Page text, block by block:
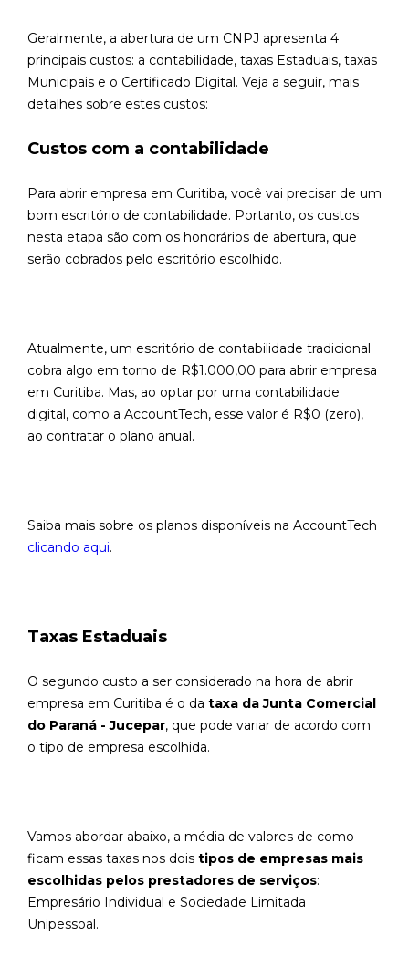
Geralmente, a abertura de um CNPJ apresenta 4
principais custos: a contabilidade, taxas Estaduais, taxas
Municipais e o Certificado Digital. Veja a seguir, mais
detalhes sobre estes custos:
Custos com a contabilidade
Para abrir empresa em Curitiba, você vai precisar de um
bom escritório de contabilidade. Portanto, os custos
nesta etapa são com os honorários de abertura, que
serão cobrados pelo escritório escolhido.
Atualmente, um escritório de contabilidade tradicional
cobra algo em torno de R$1.000,00 para abrir empresa
em Curitiba. Mas, ao optar por uma contabilidade
digital, como a AccountTech, esse valor é R$0 (zero),
ao contratar o plano anual.
Saiba mais sobre os planos disponíveis na AccountTech
clicando aqui.
Taxas Estaduais
O segundo custo a ser considerado na hora de abrir
empresa em Curitiba é o da taxa da Junta Comercial
do Paraná - Jucepar, que pode variar de acordo com
o tipo de empresa escolhida.
Vamos abordar abaixo, a média de valores de como
ficam essas taxas nos dois tipos de empresas mais
escolhidas pelos prestadores de serviços:
Empresário Individual e Sociedade Limitada
Unipessoal.